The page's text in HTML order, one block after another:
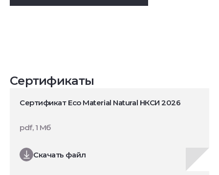
Сертификаты
Сертификат Eco Material Natural НКСИ 2026
Скачать файл
pdf, 1 Мб